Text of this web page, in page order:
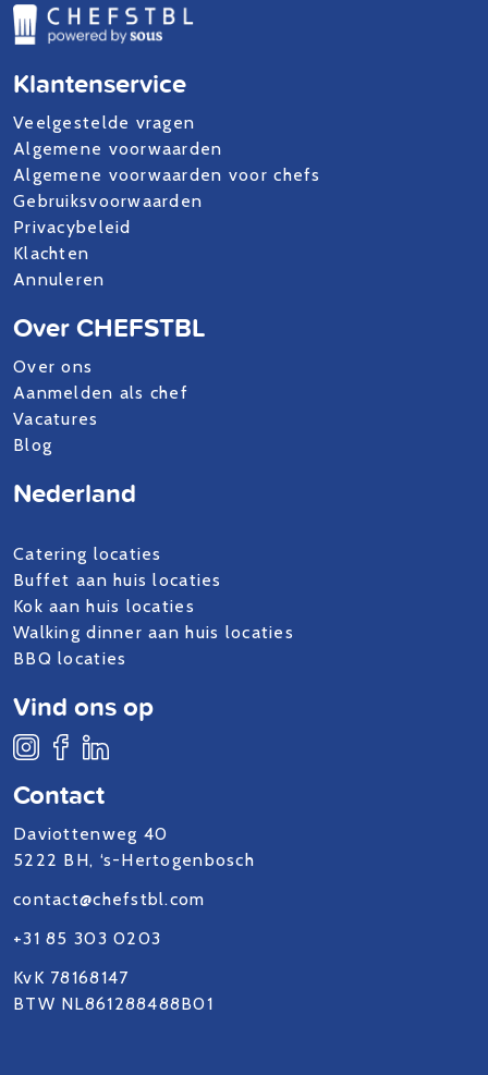
Klantenservice
Veelgestelde vragen
Algemene voorwaarden
Algemene voorwaarden voor chefs
Gebruiksvoorwaarden
Privacybeleid
Klachten
Annuleren
Over CHEFSTBL
Over ons
Aanmelden als chef
Vacatures
Blog
Contact
Daviottenweg 40
5222 BH, ‘s-Hertogenbosch
contact@chefstbl.com
+31 85 303 0203
KvK 78168147
BTW NL861288488B01
Nederland
Catering locaties
Buffet aan huis locaties
Kok aan huis locaties
Walking dinner aan huis locaties
BBQ locaties
Vind ons op